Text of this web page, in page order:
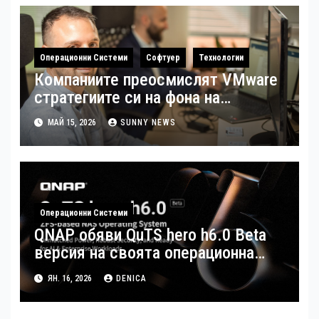
трансформация на
производството
Операционни Системи Софтуер Технологии
Компаниите преосмислят VMware
стратегиите си на фона на
растящите разходи за
виртуализация
МАЙ 15, 2026 SUNNY NEWS
Операционни Системи
QNAP обяви QuTS hero h6.0 Beta
версия на своята операционна
система
ЯН. 16, 2026 DENICA